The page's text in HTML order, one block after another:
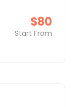
$80
Start From